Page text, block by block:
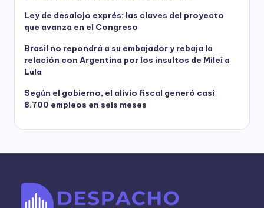
Ley de desalojo exprés: las claves del proyecto
que avanza en el Congreso
Brasil no repondrá a su embajador y rebaja la
relación con Argentina por los insultos de Milei a
Lula
Según el gobierno, el alivio fiscal generó casi
8.700 empleos en seis meses